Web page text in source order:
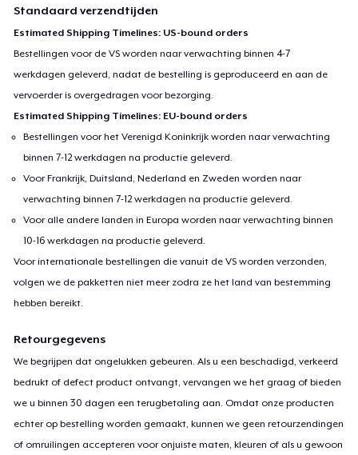
Standaard verzendtijden
Estimated Shipping Timelines: US-bound orders
Bestellingen voor de VS worden naar verwachting binnen 4-7
werkdagen geleverd, nadat de bestelling is geproduceerd en aan de
vervoerder is overgedragen voor bezorging.
Estimated Shipping Timelines: EU-bound orders
Bestellingen voor het Verenigd Koninkrijk worden naar verwachting
binnen 7-12 werkdagen na productie geleverd.
Voor Frankrijk, Duitsland, Nederland en Zweden worden naar
verwachting binnen 7-12 werkdagen na productie geleverd.
Voor alle andere landen in Europa worden naar verwachting binnen
10-16 werkdagen na productie geleverd.
Voor internationale bestellingen die vanuit de VS worden verzonden,
volgen we de pakketten niet meer zodra ze het land van bestemming
hebben bereikt.
Retourgegevens
We begrijpen dat ongelukken gebeuren. Als u een beschadigd, verkeerd
bedrukt of defect product ontvangt, vervangen we het graag of bieden
we u binnen 30 dagen een terugbetaling aan. Omdat onze producten
echter op bestelling worden gemaakt, kunnen we geen retourzendingen
of omruilingen accepteren voor onjuiste maten, kleuren of als u gewoon